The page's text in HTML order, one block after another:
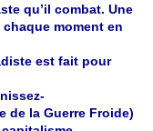
qu’il combat. Une
moment en
est fait pour
de la Guerre Froide)